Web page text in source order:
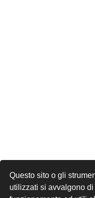
Questo sito o gli
utilizzati si avvalgono